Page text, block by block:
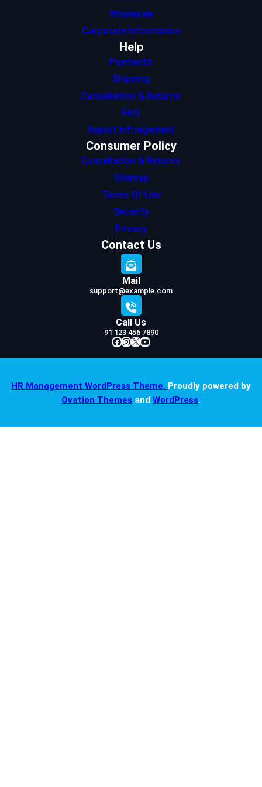
Wholesale
Corporate Information
Help
Payments
Shipping
Cancellation & Returns
FAQ
Report Infringement
Consumer Policy
Cancellation & Returns
Sitemap
Terms Of Use
Security
Privacy
Contact Us
Mail
support@example.com
Call Us
91 123 456 7890
Facebook InstagramX YouTube
HR Management WordPress Theme. Proudly powered by
Ovation Themes and WordPress.